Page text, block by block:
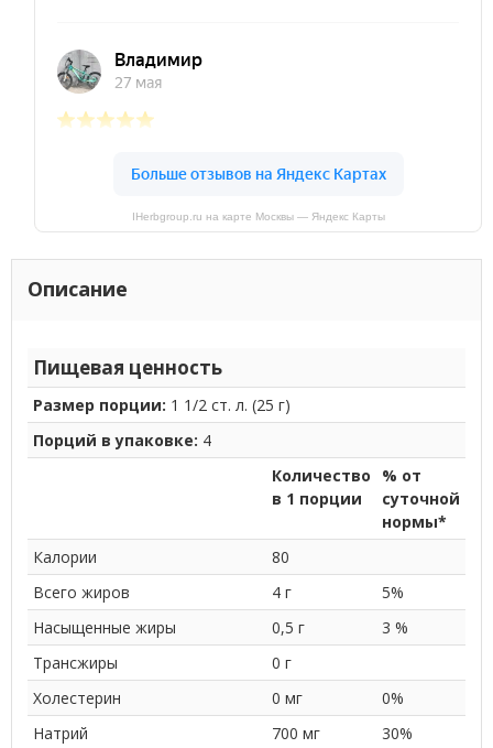
IHerbgroup.ru на карте Москвы — Яндекс Карты
Описание
Пищевая ценность
Размер порции: 1 1/2 ст. л. (25 г)
Порций в упаковке: 4
Количество
в 1 порции
% от
суточной
нормы*
Калории
80
Всего жиров
4 г
5%
Насыщенные жиры
0,5 г
3 %
Трансжиры
0 г
Холестерин
0 мг
0%
Натрий
700 мг
30%